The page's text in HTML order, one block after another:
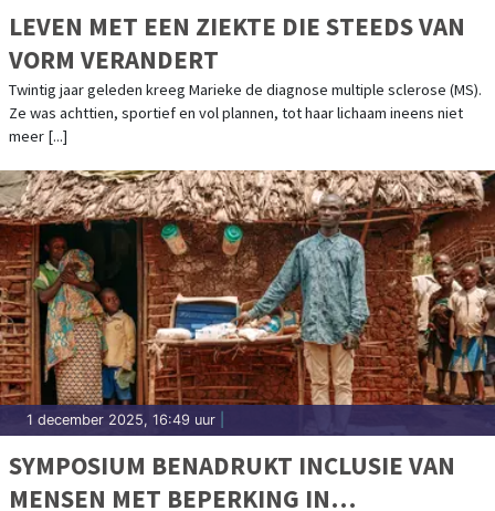
LEVEN MET EEN ZIEKTE DIE STEEDS VAN
VORM VERANDERT
Twintig jaar geleden kreeg Marieke de diagnose multiple sclerose (MS).
Ze was achttien, sportief en vol plannen, tot haar lichaam ineens niet
meer [...]
1 december 2025, 16:49 uur
SYMPOSIUM BENADRUKT INCLUSIE VAN
MENSEN MET BEPERKING IN